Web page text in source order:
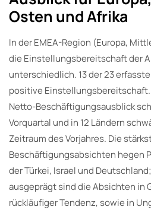
Osten und Afrika
In der EMEA-Region (Europa,
die Einstellungsbereitschaft der
unterschiedlich. 13 der 23
positive Einstellungsbereitschaft.
Netto-Beschäftigungsausblick
Vorquartal und in 12 Ländern
Zeitraum des Vorjahres. Die
Beschäftigungsabsichten hegen
der Türkei, Israel und
ausgeprägt sind die Absichten in
rückläufiger Tendenz, sowie in